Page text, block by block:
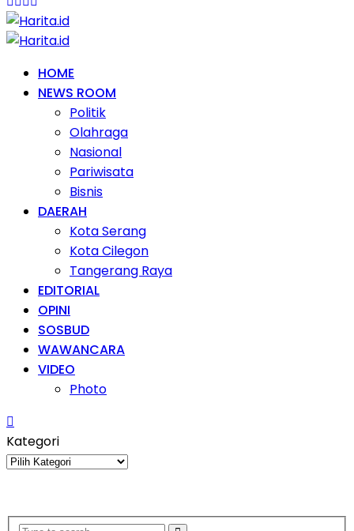
HOME
NEWS ROOM
Politik
Olahraga
Nasional
Pariwisata
Bisnis
DAERAH
Kota Serang
Kota Cilegon
Tangerang Raya
EDITORIAL
OPINI
SOSBUD
WAWANCARA
VIDEO
Photo
Kategori
Kategori